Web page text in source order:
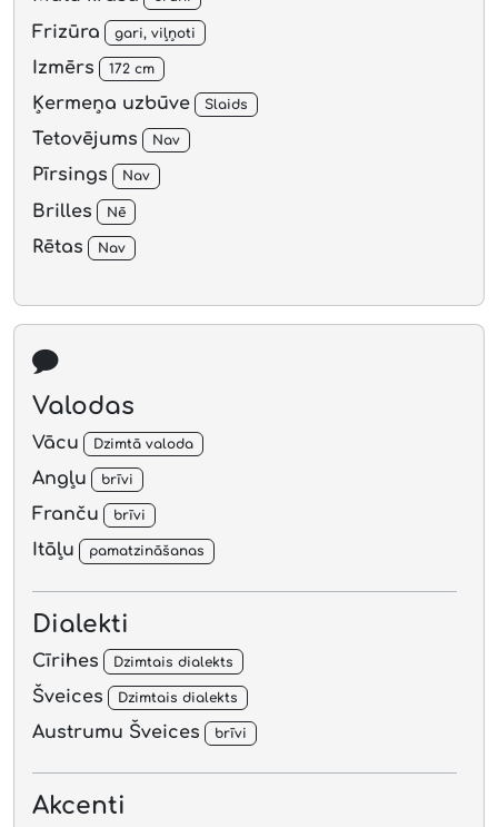
Frizūra gari, viļņoti
Izmērs 172 cm
Ķermeņa uzbūve Slaids
Tetovējums Nav
Pīrsings Nav
Brilles Nē
Rētas Nav
Valodas
Vācu Dzimtā valoda
Angļu brīvi
Franču brīvi
Itāļu pamatzināšanas
Dialekti
Cīrihes Dzimtais dialekts
Šveices Dzimtais dialekts
Austrumu Šveices brīvi
Akcenti